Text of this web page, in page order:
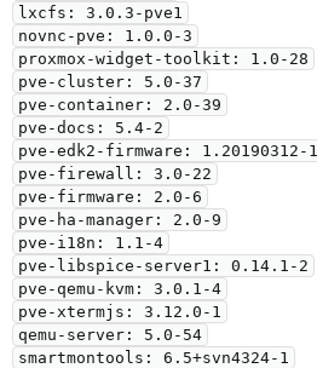
lxcfs: 3.0.3-pve1
novnc-pve: 1.0.0-3
proxmox-widget-toolkit: 1.0-28
pve-cluster: 5.0-37
pve-container: 2.0-39
pve-docs: 5.4-2
pve-edk2-firmware: 1.20190312-1
pve-firewall: 3.0-22
pve-firmware: 2.0-6
pve-ha-manager: 2.0-9
pve-i18n: 1.1-4
pve-libspice-server1: 0.14.1-2
pve-qemu-kvm: 3.0.1-4
pve-xtermjs: 3.12.0-1
qemu-server: 5.0-54
smartmontools: 6.5+svn4324-1